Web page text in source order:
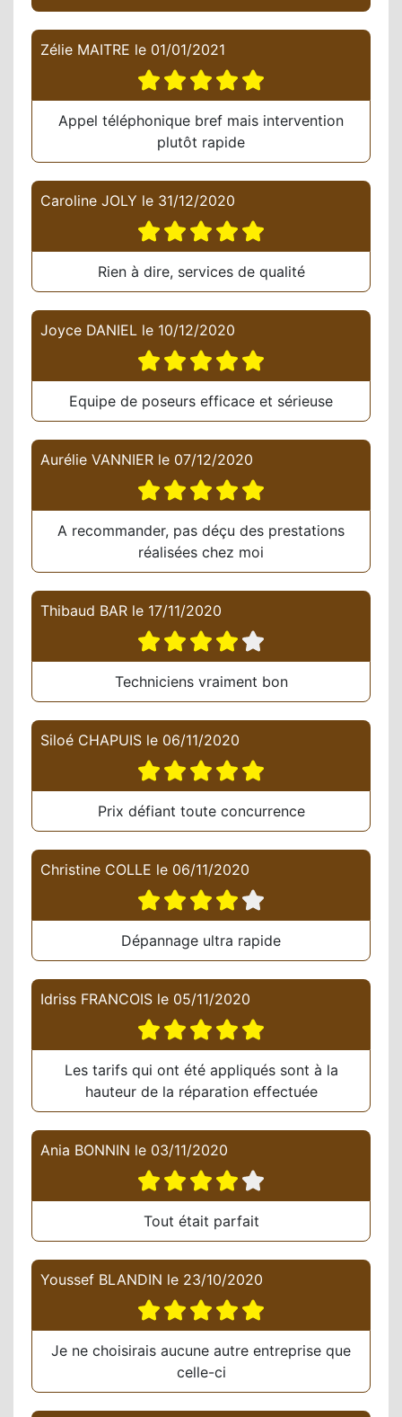
Zélie MAITRE le 01/01/2021
Appel téléphonique bref mais intervention
plutôt rapide
Caroline JOLY le 31/12/2020
Rien à dire, services de qualité
Joyce DANIEL le 10/12/2020
Equipe de poseurs efficace et sérieuse
Aurélie VANNIER le 07/12/2020
A recommander, pas déçu des prestations
réalisées chez moi
Thibaud BAR le 17/11/2020
Techniciens vraiment bon
Siloé CHAPUIS le 06/11/2020
Prix défiant toute concurrence
Christine COLLE le 06/11/2020
Dépannage ultra rapide
Idriss FRANCOIS le 05/11/2020
Les tarifs qui ont été appliqués sont à la
hauteur de la réparation effectuée
Ania BONNIN le 03/11/2020
Tout était parfait
Youssef BLANDIN le 23/10/2020
Je ne choisirais aucune autre entreprise que
celle-ci